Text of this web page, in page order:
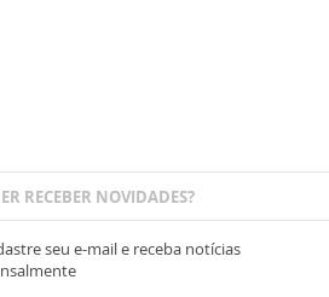
RECEBER NOVIDADES?
seu e-mail e receba notícias